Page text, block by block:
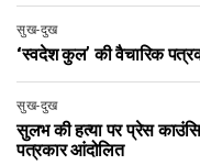
सुख-दुख
‘स्वदेश कुल’ की वैचारिक
सुख-दुख
सुलभ की हत्या पर प्रेस
पत्रकार आंदोलित